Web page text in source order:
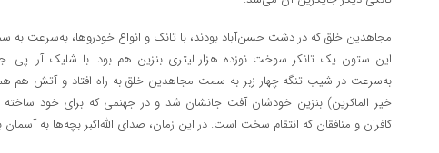
مجاهدین خلق که در دشت حسن‌آباد بودند، با تانک و انواع خودروها، به‌سرعت به
این ستون یک تانکر سوخت نوزده هزار لیتری بنزین هم بود. با شلیک آر. پی.
به‌سرعت در شیب تنگه چهار زبر به سمت مجاهدین خلق به راه افتاد و آتش هم
خیر الماکرین) بنزین خودشان آفت جانشان شد و در جهنمی که برای خود ساخته
کافران و منافقان که انتقام سخت است. در این زمان، صدای الله‌اکبر بچه‌ها به آسمان